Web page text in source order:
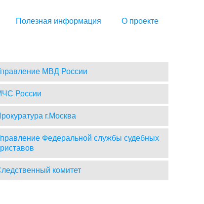
Полезная информация О проекте
МВД России
России
г.Москва
Федеральной службы судебных
комитет